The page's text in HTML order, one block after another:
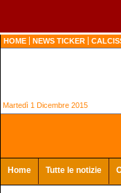
HOME NEWS TICKER
Martedì 1 Dicembre 2015
Home Tutte le notizie